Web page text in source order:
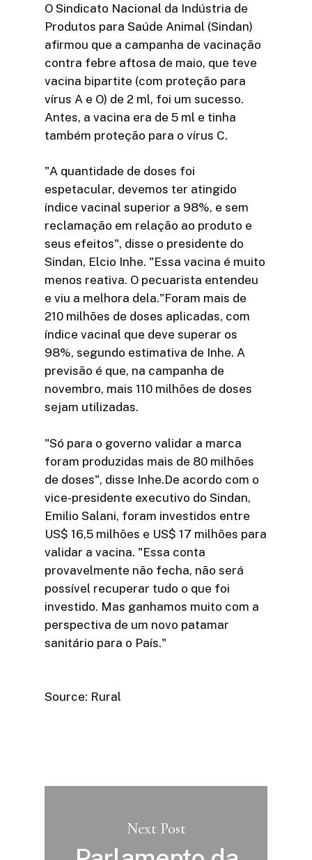
O Sindicato Nacional da Indústria de
Produtos para Saúde Animal (Sindan)
afirmou que a campanha de vacinação
contra febre aftosa de maio, que teve
vacina bipartite (com proteção para
vírus A e O) de 2 ml, foi um sucesso.
Antes, a vacina era de 5 ml e tinha
também proteção para o vírus C.
"A quantidade de doses foi
espetacular, devemos ter atingido
índice vacinal superior a 98%, e sem
reclamação em relação ao produto e
seus efeitos", disse o presidente do
Sindan, Elcio Inhe. "Essa vacina é muito
menos reativa. O pecuarista entendeu
e viu a melhora dela."Foram mais de
210 milhões de doses aplicadas, com
índice vacinal que deve superar os
98%, segundo estimativa de Inhe. A
previsão é que, na campanha de
novembro, mais 110 milhões de doses
sejam utilizadas.
"Só para o governo validar a marca
foram produzidas mais de 80 milhões
de doses", disse Inhe.De acordo com o
vice-presidente executivo do Sindan,
Emilio Salani, foram investidos entre
US$ 16,5 milhões e US$ 17 milhões para
validar a vacina. "Essa conta
provavelmente não fecha, não será
possível recuperar tudo o que foi
investido. Mas ganhamos muito com a
perspectiva de um novo patamar
sanitário para o País."
Source: Rural
Next Post